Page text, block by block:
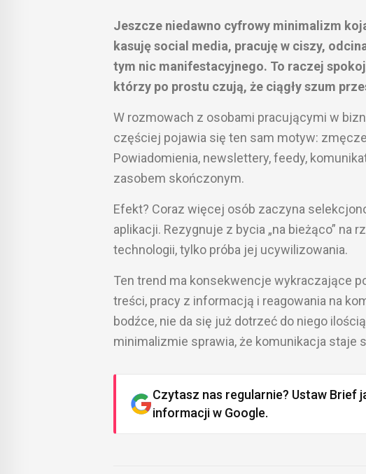
Jeszcze niedawno cyfrowy minimalizm
kasuję social media, pracuję w ciszy,
tym nic manifestacyjnego. To raczej
którzy po prostu czują, że ciągły szum
W rozmowach z osobami pracującymi w
częściej pojawia się ten sam motyw:
Powiadomienia, newslettery, feedy,
zasobem skończonym.
Efekt? Coraz więcej osób zaczyna
aplikacji. Rezygnuje z bycia „na bieżąco”
technologii, tylko próba jej ucywilizowania.
Ten trend ma konsekwencje wykraczające
treści, pracy z informacją i reagowania na
bodźce, nie da się już dotrzeć do niego
minimalizmie sprawia, że komunikacja staje
Czytasz nas regularnie? Ustaw Brief
informacji w Google.